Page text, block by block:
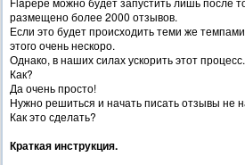
размещено более 2000 отзывов.
Если это будет происходить теми же
этого очень нескоро.
Однако, в наших силах ускорить этот процесс.
Как?
Да очень просто!
Нужно решиться и начать писать отзывы не
Как это сделать?
Краткая инструкция.